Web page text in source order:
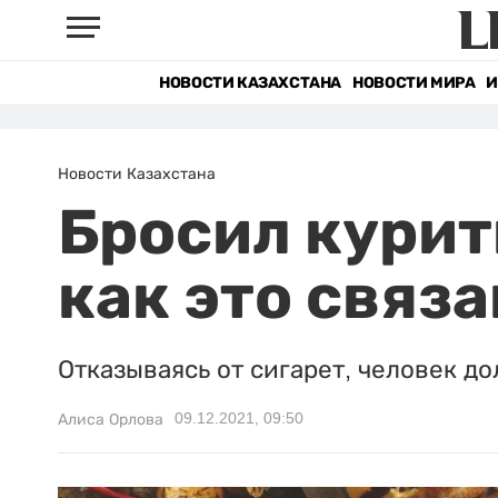
НОВОСТИ КАЗАХСТАНА НОВОСТИ МИРА
Новости Казахстана
Бросил
как это
Отказываясь от сигарет, человек
Алиса Орлова 09.12.2021, 09:50